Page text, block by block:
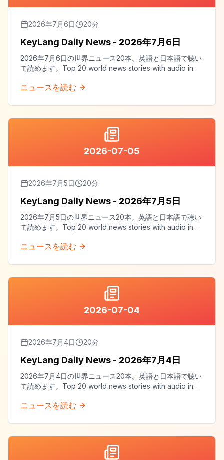
2026年7月6日 20分
KeyLang Daily News - 2026年7月6日
2026年7月6日の世界ニュース20本。英語と日本語で聴い
て読めます。Top 20 world news stories with audio in
ニュースを読む
2026-07-05
2026年7月5日 20分
KeyLang Daily News - 2026年7月5日
2026年7月5日の世界ニュース20本。英語と日本語で聴い
て読めます。Top 20 world news stories with audio in
ニュースを読む
2026-07-04
2026年7月4日 20分
KeyLang Daily News - 2026年7月4日
2026年7月4日の世界ニュース20本。英語と日本語で聴い
て読めます。Top 20 world news stories with audio in
ニュースを読む